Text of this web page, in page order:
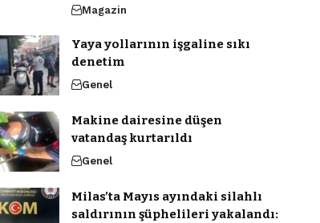
Magazin
Yaya yollarının işgaline sıkı
denetim
Genel
Makine dairesine düşen
vatandaş kurtarıldı
Genel
Milas’ta Mayıs ayındaki silahlı
saldırının şüphelileri yakalandı: